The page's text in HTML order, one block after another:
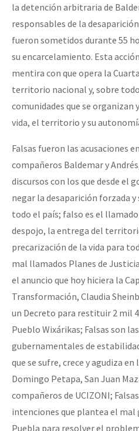
la detención arbitraria de
responsables de la
fueron sometidos durante 55
su encarcelamiento. Esta
mentira con que opera la
territorio nacional y, sobre
comunidades que se organizan
vida, el territorio y su
Falsas fueron las acusaciones
compañeros Baldemar y
discursos con los que desde el
negar la desaparición forzada
todo el país; falso es el
despojo, la entrega del
precarización de la vida para
mal llamados Planes de
el anuncio que hoy hiciera la
Transformación, Claudia
un Decreto para restituir 2 mil
Pueblo Wixárikas; Falsas son
gubernamentales de
que se sufre, crece y agudiza
Domingo Petapa, San Juan
compañeros de UCIZONI;
intenciones que plantea el mal
Puebla para resolver el